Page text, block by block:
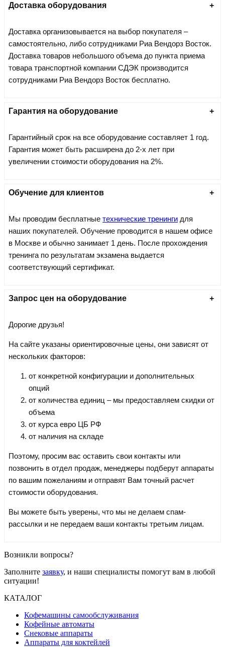
Доставка оборудования
Доставка организовывается на выбор покупателя –
самостоятельно, либо сотрудниками Риа Вендорз Восток.
Доставка товаров небольшого объема до пункта приема
товара транспортной компании СДЭК производится
сотрудниками Риа Вендорз Восток бесплатно.
Гарантия на оборудование
Гарантийный срок на все оборудование составляет 1 год.
Гарантия может быть расширена до 2-х лет при
увеличении стоимости оборудования на 2%.
Обучение для клиентов
Мы проводим бесплатные технические тренинги для
наших покупателей. Обучение проводится в нашем офисе
в Москве и обычно занимает 1 день. После прохождения
тренинга по результатам экзамена выдается
соответствующий сертификат.
Запрос цен на оборудование
Дорогие друзья!
На сайте указаны ориентировочные цены, они зависят от
нескольких факторов:
от конкретной конфигурации и дополнительных
опций
от количества единиц – мы предоставляем скидки от
объема
от курса евро ЦБ РФ
от наличия на складе
Поэтому, просим вас оставить свои контакты или
позвонить в отдел продаж, менеджеры подберут аппараты
по вашим пожеланиям и отправят Вам точный расчет
стоимости оборудования.
Вы можете быть уверены, что мы не делаем спам-
рассылки и не передаем ваши контакты третьим лицам.
Возникли вопросы?
Заполните заявку, и наши специалисты помогут вам в любой
ситуации!
КАТАЛОГ
Кофемашины самообслуживания
Кофейные автоматы
Снековые аппараты
Аппараты для коктейлей